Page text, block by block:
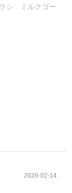
シ ミルクゴー
2026-02-14